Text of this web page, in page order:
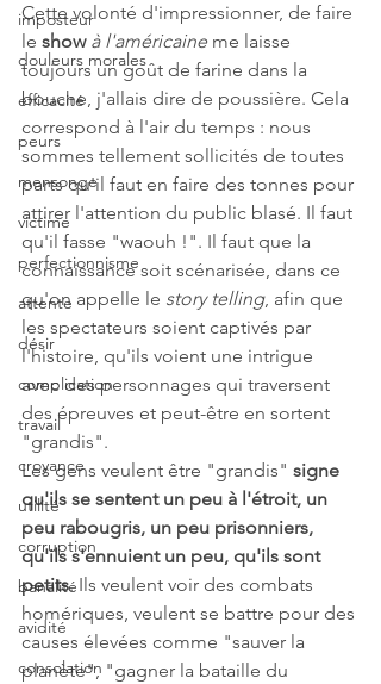
imposteur
douleurs morales
efficacité
peurs
mensonge
victime
perfectionnisme
attente
désir
complication
travail
croyance
utilité
corruption
banalité
avidité
consolation
Cette volonté d'impressionner, de faire
le show à l'américaine me laisse
toujours un goût de farine dans la
bouche, j'allais dire de poussière. Cela
correspond à l'air du temps : nous
sommes tellement sollicités de toutes
parts qu'il faut en faire des tonnes pour
attirer l'attention du public blasé. Il faut
qu'il fasse "waouh !". Il faut que la
connaissance soit scénarisée, dans ce
qu'on appelle le story telling, afin que
les spectateurs soient captivés par
l'histoire, qu'ils voient une intrigue
avec des personnages qui traversent
des épreuves et peut-être en sortent
"grandis".
Les gens veulent être "grandis" signe
qu'ils se sentent un peu à l'étroit, un
peu rabougris, un peu prisonniers,
qu'ils s'ennuient un peu, qu'ils sont
petits. Ils veulent voir des combats
homériques, veulent se battre pour des
causes élevées comme "sauver la
planète", "gagner la bataille du